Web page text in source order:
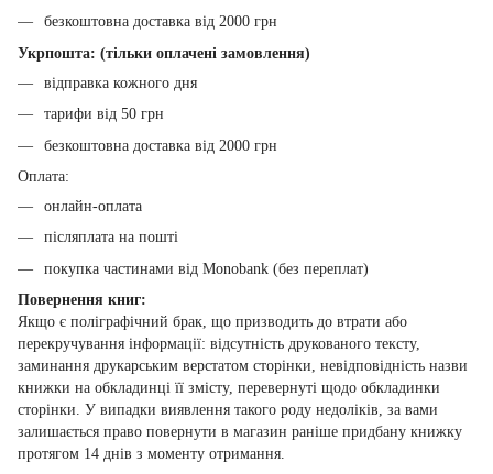
безкоштовна доставка від 2000 грн
Укрпошта: (тільки оплачені замовлення)
відправка кожного дня
тарифи від 50 грн
безкоштовна доставка від 2000 грн
Оплата:
онлайн-оплата
післяплата на пошті
покупка частинами від Monobank (без переплат)
Повернення книг:
Якщо є поліграфічний брак, що призводить до втрати або
перекручування інформації: відсутність друкованого тексту,
заминання друкарським верстатом сторінки, невідповідність назви
книжки на обкладинці її змісту, перевернуті щодо обкладинки
сторінки. У випадки виявлення такого роду недоліків, за вами
залишається право повернути в магазин раніше придбану книжку
протягом 14 днів з моменту отримання.